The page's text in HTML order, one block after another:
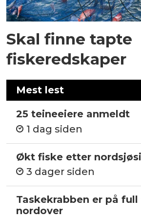
Skal finne tapte
fiskeredskaper
Mest lest
25 teineeiere anmeldt
1 dag siden
Økt fiske etter
3 dager siden
Taskekrabben er på
nordover